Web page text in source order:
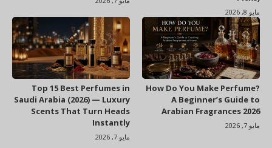
مايو 8, 2026
How Do You Make Perfume?
A Beginner’s Guide to
Arabian Fragrances 2026
مايو 7, 2026
Top 15 Best Perfumes in
Saudi Arabia (2026) — Luxury
Scents That Turn Heads
Instantly
مايو 7, 2026